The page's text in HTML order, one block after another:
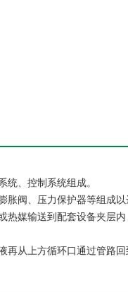
统、控制系统组成。
阀、压力保护器等组成
媒输送到配套设备夹层
从上方循环口通过管路